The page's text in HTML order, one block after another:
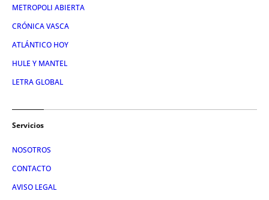
METROPOLI ABIERTA
CRÓNICA VASCA
ATLÁNTICO HOY
HULE Y MANTEL
LETRA GLOBAL
Servicios
NOSOTROS
CONTACTO
AVISO LEGAL